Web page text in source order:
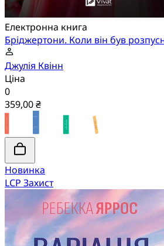
Електронна книга
Бріджертони. Коли він був
Джулія Квінн
Ціна
0
359,00 ₴
Новинка
LCP Захист